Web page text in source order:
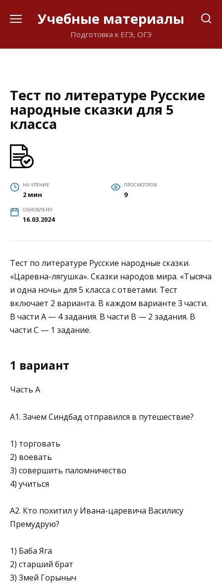
Учебные материалы
Подготовка к ЕГЭ, ОГЭ
Тест по литературе Русские
народные сказки для 5
класса
НА ЧТЕНИЕ
2 мин
ПРОСМОТРОВ
9
ОБНОВЛЕНО
16.03.2024
Тест по литературе Русские народные сказки.
«Царевна-лягушка». Сказки народов мира. «Тысяча
и одна ночь» для 5 класса с ответами. Тест
включает 2 варианта. В каждом варианте 3 части.
В части А — 4 задания. В части В — 2 задания. В
части С — 1 задание.
1 вариант
Часть А
А1. Зачем Синдбад отправился в путешествие?
1) торговать
2) воевать
3) совершить паломничество
4) учиться
А2. Кто похитил у Ивана-царевича Василису
Премудрую?
1) Баба Яга
2) старший брат
3) Змей Горыныч